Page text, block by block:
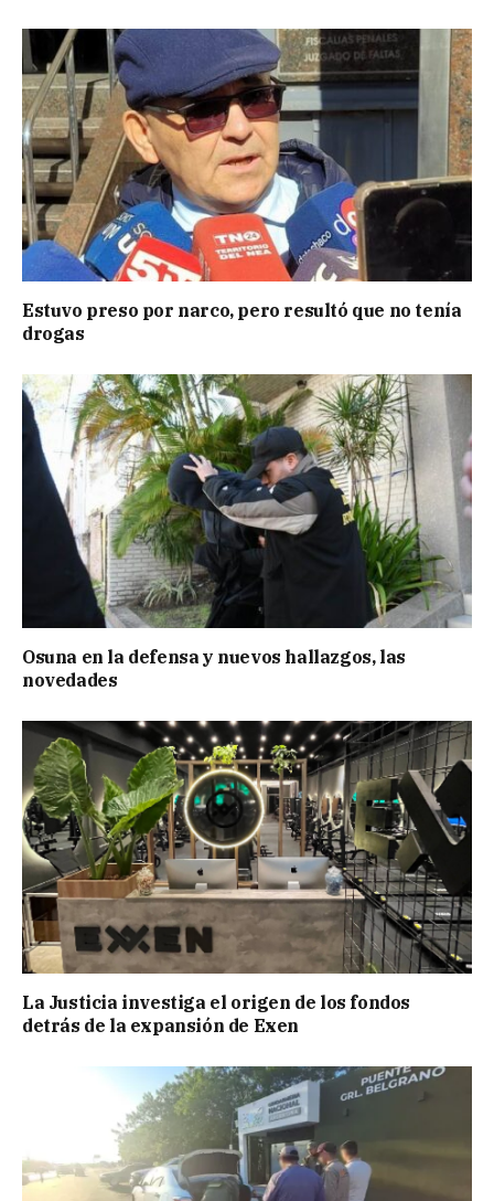
Estuvo preso por narco, pero resultó que no tenía
drogas
Osuna en la defensa y nuevos hallazgos, las
novedades
La Justicia investiga el origen de los fondos
detrás de la expansión de Exen